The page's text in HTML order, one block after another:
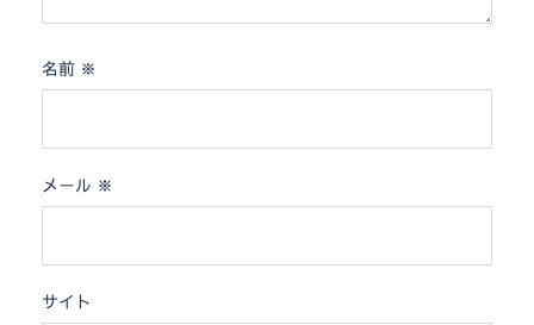
名前 ※
メール ※
サイト